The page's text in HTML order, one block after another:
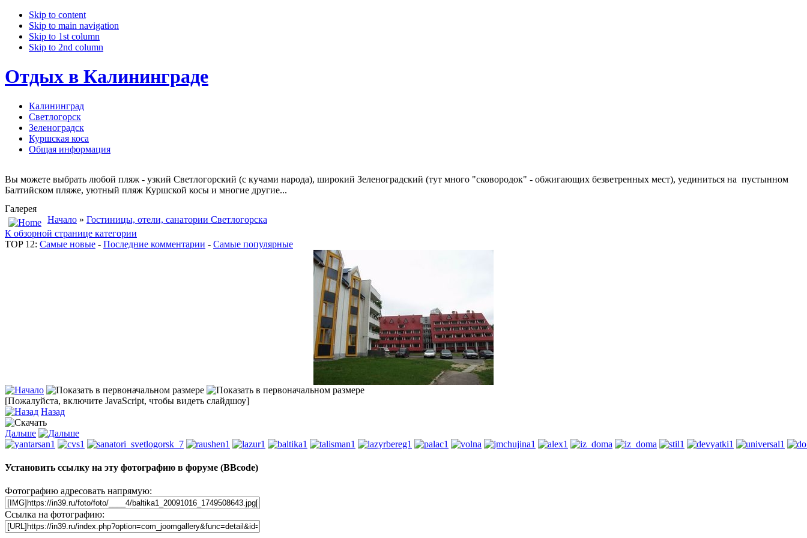
Skip to content
Skip to main navigation
Skip to 1st column
Skip to 2nd column
Отдых в Калининграде
Калининград
Светлогорск
Зеленоградск
Куршская коса
Общая информация
Вы можете выбрать любой пляж - узкий Светлогорский (с кучами народа), широкий Зеленоградский (тут много "сковородок" - обжигающих безветренных мест), уединиться на пустынном
Балтийском пляже, уютный пляж Куршской косы и многие другие...
Галерея
Начало » Гостиницы, отели, санатории Светлогорска
К обзорной странице категории
TOP 12: Самые новые - Последние комментарии - Самые популярные
[Пожалуйста, включите JavaScript, чтобы видеть слайдшоу]
Назад
Дальше
Установить ссылку на эту фотографию в форуме (BBcode)
Фотографию адресовать напрямую:
Ссылка на фотографию: